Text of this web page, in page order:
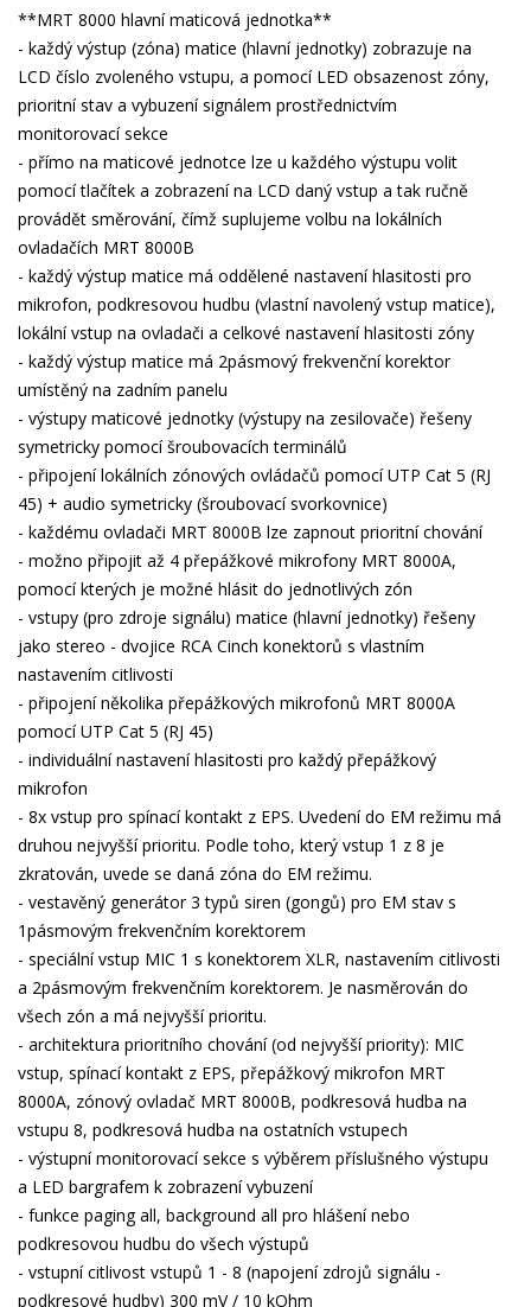
**MRT 8000 hlavní maticová jednotka**
- každý výstup (zóna) matice (hlavní jednotky) zobrazuje na
LCD číslo zvoleného vstupu, a pomocí LED obsazenost zóny,
prioritní stav a vybuzení signálem prostřednictvím
monitorovací sekce
- přímo na maticové jednotce lze u každého výstupu volit
pomocí tlačítek a zobrazení na LCD daný vstup a tak ručně
provádět směrování, čímž suplujeme volbu na lokálních
ovladačích MRT 8000B
- každý výstup matice má oddělené nastavení hlasitosti pro
mikrofon, podkresovou hudbu (vlastní navolený vstup matice),
lokální vstup na ovladači a celkové nastavení hlasitosti zóny
- každý výstup matice má 2pásmový frekvenční korektor
umístěný na zadním panelu
- výstupy maticové jednotky (výstupy na zesilovače) řešeny
symetricky pomocí šroubovacích terminálů
- připojení lokálních zónových ovládačů pomocí UTP Cat 5 (RJ
45) + audio symetricky (šroubovací svorkovnice)
- každému ovladači MRT 8000B lze zapnout prioritní chování
- možno připojit až 4 přepážkové mikrofony MRT 8000A,
pomocí kterých je možné hlásit do jednotlivých zón
- vstupy (pro zdroje signálu) matice (hlavní jednotky) řešeny
jako stereo - dvojice RCA Cinch konektorů s vlastním
nastavením citlivosti
- připojení několika přepážkových mikrofonů MRT 8000A
pomocí UTP Cat 5 (RJ 45)
- individuální nastavení hlasitosti pro každý přepážkový
mikrofon
- 8x vstup pro spínací kontakt z EPS. Uvedení do EM režimu má
druhou nejvyšší prioritu. Podle toho, který vstup 1 z 8 je
zkratován, uvede se daná zóna do EM režimu.
- vestavěný generátor 3 typů siren (gongů) pro EM stav s
1pásmovým frekvenčním korektorem
- speciální vstup MIC 1 s konektorem XLR, nastavením citlivosti
a 2pásmovým frekvenčním korektorem. Je nasměrován do
všech zón a má nejvyšší prioritu.
- architektura prioritního chování (od nejvyšší priority): MIC
vstup, spínací kontakt z EPS, přepážkový mikrofon MRT
8000A, zónový ovladač MRT 8000B, podkresová hudba na
vstupu 8, podkresová hudba na ostatních vstupech
- výstupní monitorovací sekce s výběrem příslušného výstupu
a LED bargrafem k zobrazení vybuzení
- funkce paging all, background all pro hlášení nebo
podkresovou hudbu do všech výstupů
- vstupní citlivost vstupů 1 - 8 (napojení zdrojů signálu -
podkresové hudby) 300 mV / 10 kOhm